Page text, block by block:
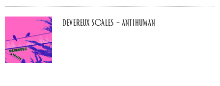
Devereux Scales – Antihuman